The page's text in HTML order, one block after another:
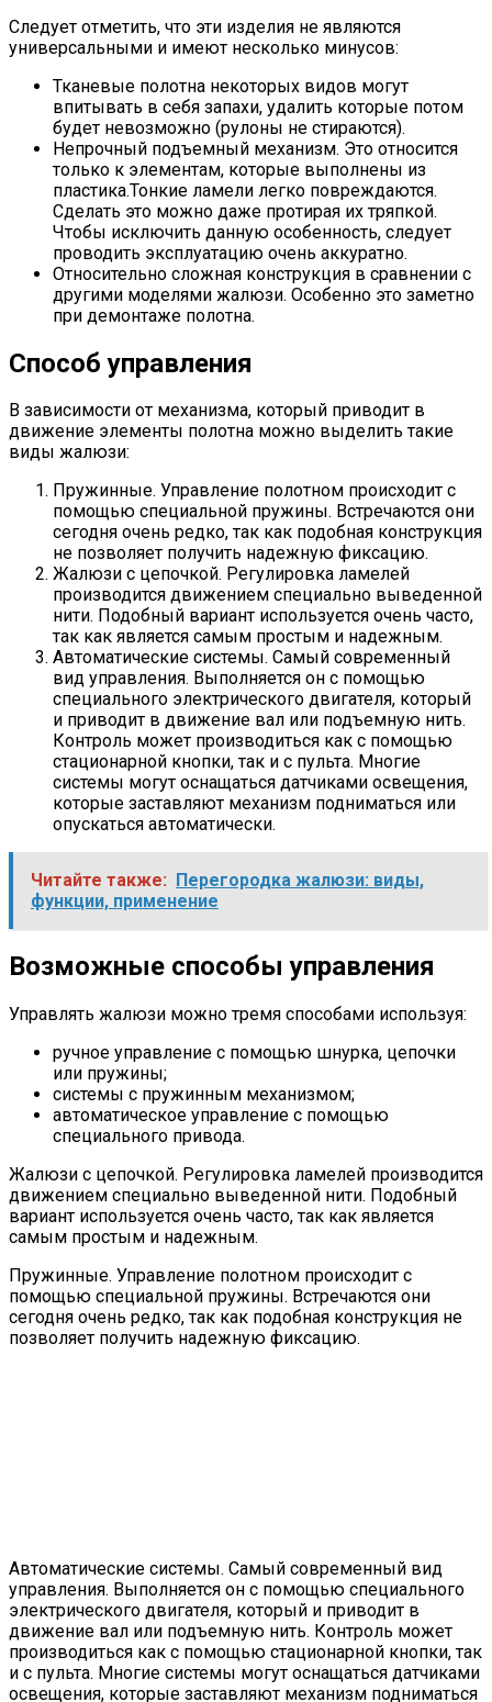
Следует отметить, что эти изделия не являются
универсальными и имеют несколько минусов:
Тканевые полотна некоторых видов могут
впитывать в себя запахи, удалить которые потом
будет невозможно (рулоны не стираются).
Непрочный подъемный механизм. Это относится
только к элементам, которые выполнены из
пластика.Тонкие ламели легко повреждаются.
Сделать это можно даже протирая их тряпкой.
Чтобы исключить данную особенность, следует
проводить эксплуатацию очень аккуратно.
Относительно сложная конструкция в сравнении с
другими моделями жалюзи. Особенно это заметно
при демонтаже полотна.
Способ управления
В зависимости от механизма, который приводит в
движение элементы полотна можно выделить такие
виды жалюзи:
Пружинные. Управление полотном происходит с
помощью специальной пружины. Встречаются они
сегодня очень редко, так как подобная конструкция
не позволяет получить надежную фиксацию.
Жалюзи с цепочкой. Регулировка ламелей
производится движением специально выведенной
нити. Подобный вариант используется очень часто,
так как является самым простым и надежным.
Автоматические системы. Самый современный
вид управления. Выполняется он с помощью
специального электрического двигателя, который
и приводит в движение вал или подъемную нить.
Контроль может производиться как с помощью
стационарной кнопки, так и с пульта. Многие
системы могут оснащаться датчиками освещения,
которые заставляют механизм подниматься или
опускаться автоматически.
Читайте также:
Перегородка жалюзи: виды,
функции, применение
Возможные способы управления
Управлять жалюзи можно тремя способами используя:
ручное управление с помощью шнурка, цепочки
или пружины;
системы с пружинным механизмом;
автоматическое управление с помощью
специального привода.
Жалюзи с цепочкой. Регулировка ламелей производится
движением специально выведенной нити. Подобный
вариант используется очень часто, так как является
самым простым и надежным.
Пружинные. Управление полотном происходит с
помощью специальной пружины. Встречаются они
сегодня очень редко, так как подобная конструкция не
позволяет получить надежную фиксацию.
Автоматические системы. Самый современный вид
управления. Выполняется он с помощью специального
электрического двигателя, который и приводит в
движение вал или подъемную нить. Контроль может
производиться как с помощью стационарной кнопки, так
и с пульта. Многие системы могут оснащаться датчиками
освещения, которые заставляют механизм подниматься